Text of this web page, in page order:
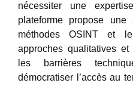
nécessiter une
plateforme propose une
méthodes OSINT et
approches qualitatives
les barrières
démocratiser l’accès au